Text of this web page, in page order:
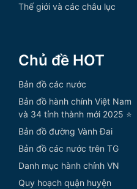
Thế giới và các châu lục
Chủ đề HOT
Bản đồ các nước
Bản đồ hành chính Việt Nam
và 34 tỉnh thành mới 2025 ⭐
Bản đồ đường Vành Đai
Bản đồ các nước trên TG
Danh mục hành chính VN
Quy hoạch quận huyện